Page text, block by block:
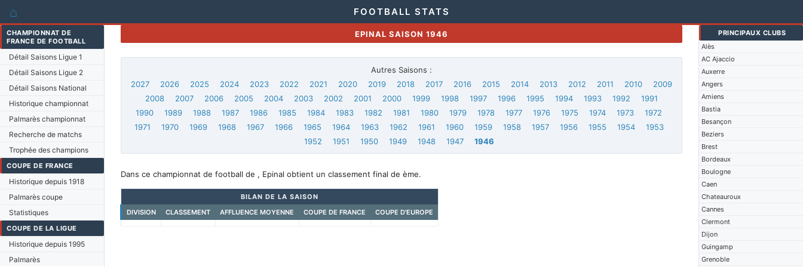
⌂ FOOTBALL STATS
CHAMPIONNAT DE
FRANCE DE FOOTBALL
Détail Saisons Ligue 1
Détail Saisons Ligue 2
Détail Saisons National
Historique championnat
Palmarès championnat
Recherche de matchs
Trophée des champions
COUPE DE FRANCE
Historique depuis 1918
Palmarès coupe
Statistiques
COUPE DE LA LIGUE
Historique depuis 1995
Palmarès
PRINCIPAUX CLUBS
Alès
AC Ajaccio
Auxerre
Angers
Amiens
Bastia
Besançon
Beziers
Brest
Bordeaux
Boulogne
Caen
Chateauroux
Cannes
Clermont
Dijon
Guingamp
Grenoble
EPINAL SAISON 1946
Autres Saisons :
2027
2026 2025 2024 2023 2022 2021 2020 2019 2018 2017 2016 2015 2014 2013 2012 2011 2010
2009
2008
2007 2006 2005 2004 2003 2002 2001 2000 1999 1998 1997 1996 1995 1994 1993 1992
1991
1990
1989 1988 1987 1986 1985 1984 1983 1982 1981 1980 1979 1978 1977 1976 1975 1974 1973
1972
1971
1970 1969 1968 1967 1966 1965 1964 1963 1962 1961 1960 1959 1958 1957 1956 1955 1954
1953
1952
1951 1950 1949 1948 1947 1946
Dans ce championnat de football de , Epinal obtient un classement final de ème.
BILAN DE LA SAISON
DIVISION
CLASSEMENT AFFLUENCE MOYENNE COUPE DE FRANCE COUPE D'EUROPE